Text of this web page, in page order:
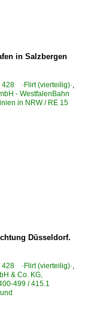
BR 290
Private
Private
in Salzbergen
·Flirt (vierteilig)·,
- WestfalenBahn
in NRW / RE 15
Düsseldorf.
·Flirt (vierteilig)·,
& Co. KG,
499 / 415.1